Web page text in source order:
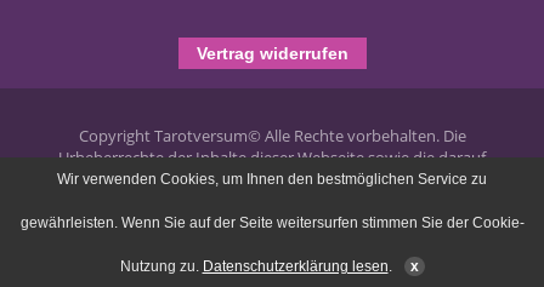
Vertrag widerrufen
Copyright Tarotversum© Alle Rechte vorbehalten. Die
Urheberrechte der Inhalte dieser Webseite sowie die darauf
publizierten Texte liegen bei Tarotversum.de und jegliche
Wir verwenden Cookies, um Ihnen den bestmöglichen Service zu
gewährleisten. Wenn Sie auf der Seite weitersurfen stimmen Sie der Cookie-
Nutzung zu. Datenschutzerklärung lesen. x